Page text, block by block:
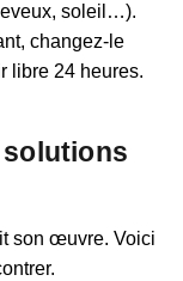
soleil…).
changez-le
libre 24 heures.
son œuvre. Voici